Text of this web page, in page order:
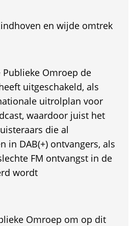
en wijde omtrek
Omroep de
uitgeschakeld, als
uitrolplan voor
waardoor juist het
die al
in DAB(+) ontvangers, als
FM ontvangst in de
wordt
Omroep om op dit